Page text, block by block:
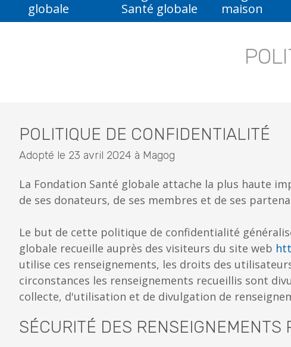
globale
Santé globale
maison
POLITIQUE DE CONFIDENTIALITÉ
Adopté le 23 avril 2024 à Magog
La Fondation Santé globale attache la plus haute
de ses donateurs, de ses membres et de ses
Le but de cette politique de confidentialité
globale recueille auprès des visiteurs du site web
utilise ces renseignements, les droits des
circonstances les renseignements recueillis sont
collecte, d'utilisation et de divulgation de
SÉCURITÉ DES RENSEIGNEMENTS